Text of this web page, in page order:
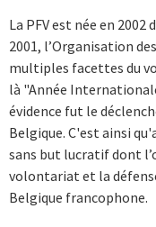
La PFV est née en
2001, l’Organisation
multiples facettes du
là "Année
évidence fut le
Belgique. C'est ainsi
sans but lucratif dont
volontariat et la
Belgique francophone.